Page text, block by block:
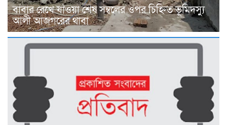
বাবার রেখে যাওয়া শেষ সম্বলের ওপর চিহ্নিত ভূমিদস্যু
আলী আজগরের থাবা